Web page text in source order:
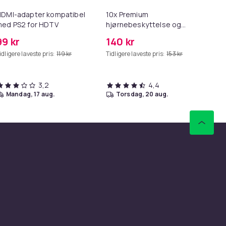
adapter kompatibel
PS2 for HDTV
kr
laveste pris: 119 kr
3,2
mandag, 17 aug.
10x Premium
hjørnebeskyttelse og
140 kr
Tidligere laveste pris: 153 kr
4,4
torsdag, 20 aug.